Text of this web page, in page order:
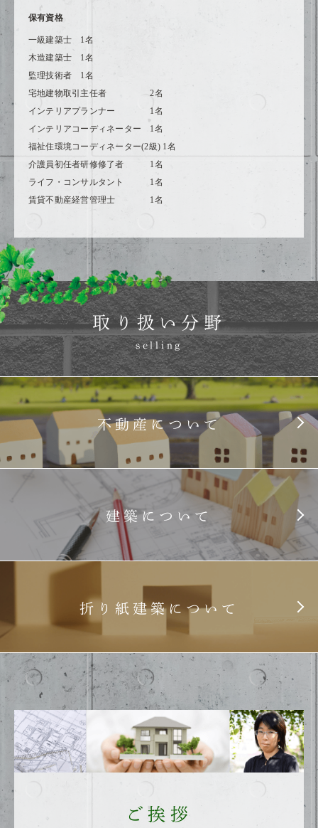
保有資格
一級建築士 1名
木造建築士 1名
監理技術者 1名
宅地建物取引主任者 2名
インテリアプランナー 1名
インテリアコーディネーター 1名
福祉住環境コーディネーター(2級) 1名
介護員初任者研修修了者 1名
ライフ・コンサルタント 1名
賃貸不動産経営管理士 1名
取り扱い分野
selling
不動産について
建築について
折り紙建築について
ご挨拶